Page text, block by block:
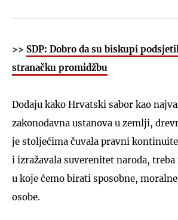
>> SDP: Dobro da su biskupi
stranačku promidžbu
Dodaju kako Hrvatski sabor kao
zakonodavna ustanova u zemlji,
je stoljećima čuvala pravni
i izražavala suverenitet naroda,
u koje ćemo birati sposobne,
osobe.